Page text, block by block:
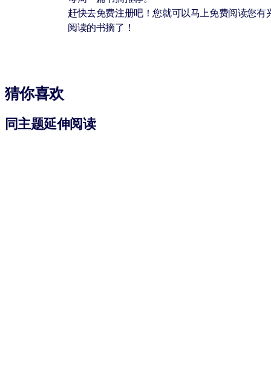
赶快去免费注册吧！您就可以马上免费阅读您有
阅读的书摘了！
猜你喜欢
同主题延伸阅读